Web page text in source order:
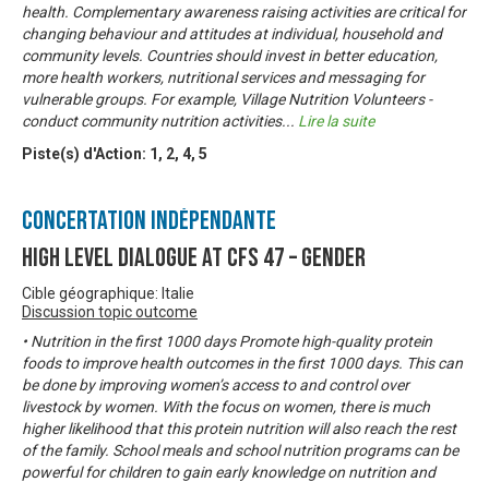
health. Complementary awareness raising activities are critical for
changing behaviour and attitudes at individual, household and
community levels. Countries should invest in better education,
more health workers, nutritional services and messaging for
vulnerable groups. For example, Village Nutrition Volunteers -
conduct community nutrition activities... Lire la suite
Piste(s) d'Action: 1 , 2, 4, 5
Concertation Indépendante
High Level Dialogue at CFS 47 – Gender
Cible géographique: Italie
Discussion topic outcome
• Nutrition in the first 1000 days Promote high-quality protein
foods to improve health outcomes in the first 1000 days. This can
be done by improving women’s access to and control over
livestock by women. With the focus on women, there is much
higher likelihood that this protein nutrition will also reach the rest
of the family. School meals and school nutrition programs can be
powerful for children to gain early knowledge on nutrition and